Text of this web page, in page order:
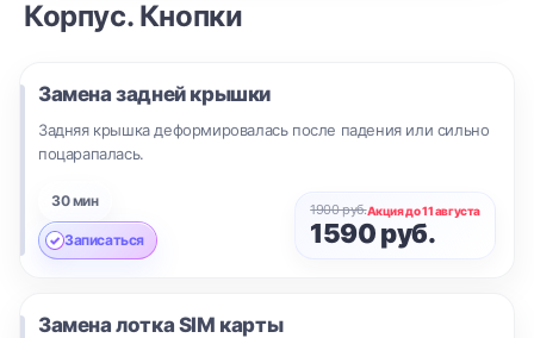
Корпус. Кнопки
Замена задней крышки
Задняя крышка деформировалась после падения или сильно
поцарапалась.
30 мин
Записаться
1900 руб.Акция до 11 августа
1590 руб.
Замена лотка SIM карты